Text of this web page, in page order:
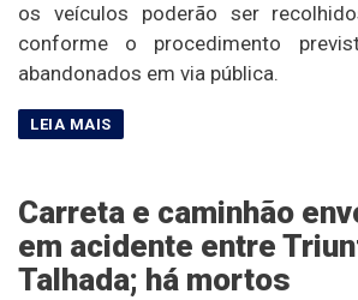
os veículos poderão ser
conforme o procedimento
abandonados em via pública.
Carreta e caminhão
em acidente entre
Talhada; há mortos